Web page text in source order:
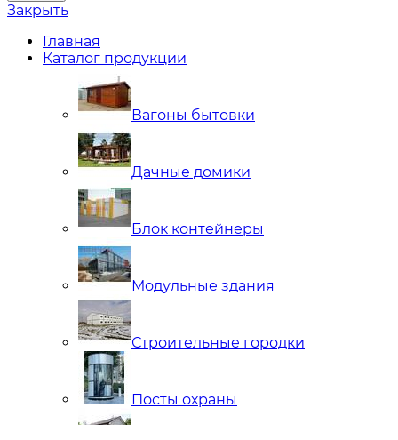
Закрыть
Главная
Каталог продукции
Вагоны бытовки
Дачные домики
Блок контейнеры
Модульные здания
Строительные городки
Посты охраны